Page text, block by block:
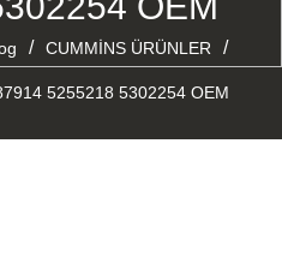
/ CUMMİNS ÜRÜNLER /
5255218 5302254 OEM